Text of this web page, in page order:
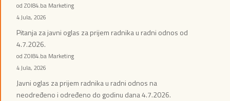
od ZOI84.ba Marketing
4 Jula, 2026
Pitanja za javni oglas za prijem radnika u radni odnos od
4.7.2026.
od ZOI84.ba Marketing
4 Jula, 2026
Javni oglas za prijem radnika u radni odnos na
neodređeno i određeno do godinu dana 4.7.2026.